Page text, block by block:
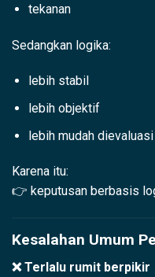
tekanan
Sedangkan logika:
lebih stabil
lebih objektif
lebih mudah dievaluasi
Karena itu:
👉 keputusan berbasis
Kesalahan Umum
❌ Terlalu rumit berpikir